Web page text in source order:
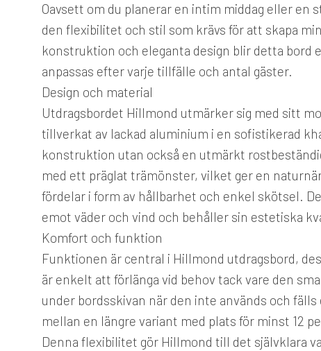
Oavsett om du planerar en intim middag eller
den flexibilitet och stil som krävs för att skapa
konstruktion och eleganta design blir detta bord
anpassas efter varje tillfälle och antal gäster.
Design och material
Utdragsbordet Hillmond utmärker sig med sitt
tillverkat av lackad aluminium i en sofistikerad
konstruktion utan också en utmärkt
med ett präglat trämönster, vilket ger en
fördelar i form av hållbarhet och enkel skötsel.
emot väder och vind och behåller sin estetiska
Komfort och funktion
Funktionen är central i Hillmond utdragsbord,
är enkelt att förlänga vid behov tack vare den
under bordsskivan när den inte används och
mellan en längre variant med plats för minst 12
Denna flexibilitet gör Hillmond till det självklara